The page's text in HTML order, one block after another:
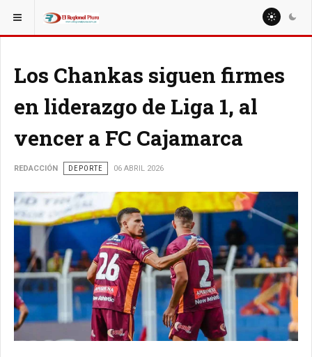
ESTÁ AQUÍ: MISCELANEAS
Los Chankas siguen firmes
en liderazgo de Liga 1, al
vencer a FC Cajamarca
REDACCIÓN DEPORTE 06 ABRIL 2026